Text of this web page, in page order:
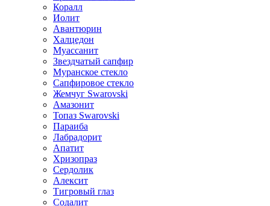
Коралл
Иолит
Авантюрин
Халцедон
Муассанит
Звездчатый сапфир
Муранское стекло
Сапфировое стекло
Жемчуг Swarovski
Амазонит
Топаз Swarovski
Параиба
Лабрадорит
Апатит
Хризопраз
Сердолик
Алексит
Тигровый глаз
Содалит